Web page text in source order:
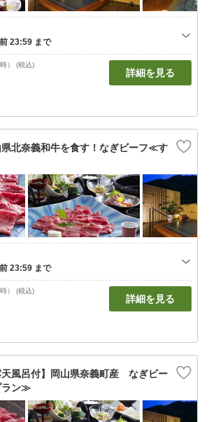
） (税込)
詳細を見る
県北奈義和牛を食す！なぎビーフ≪す
） (税込)
詳細を見る
天風呂付】岡山県奈義町産 なぎビー
ラン≫